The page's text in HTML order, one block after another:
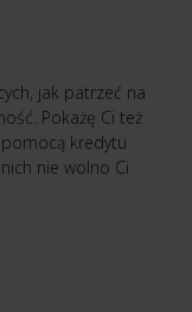
jak patrzeć na
Pokażę Ci też
pomocą kredytu
nie wolno Ci